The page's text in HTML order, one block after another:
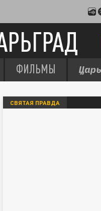
ФИЛЬМЫ
СВЯТАЯ ПРАВДА